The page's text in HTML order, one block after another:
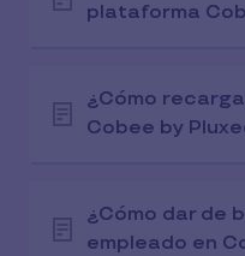
plataforma
¿Cómo
Cobee by
¿Cómo dar de
empleado en